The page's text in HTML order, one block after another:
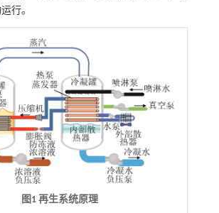
行。
图1 再生系统原理